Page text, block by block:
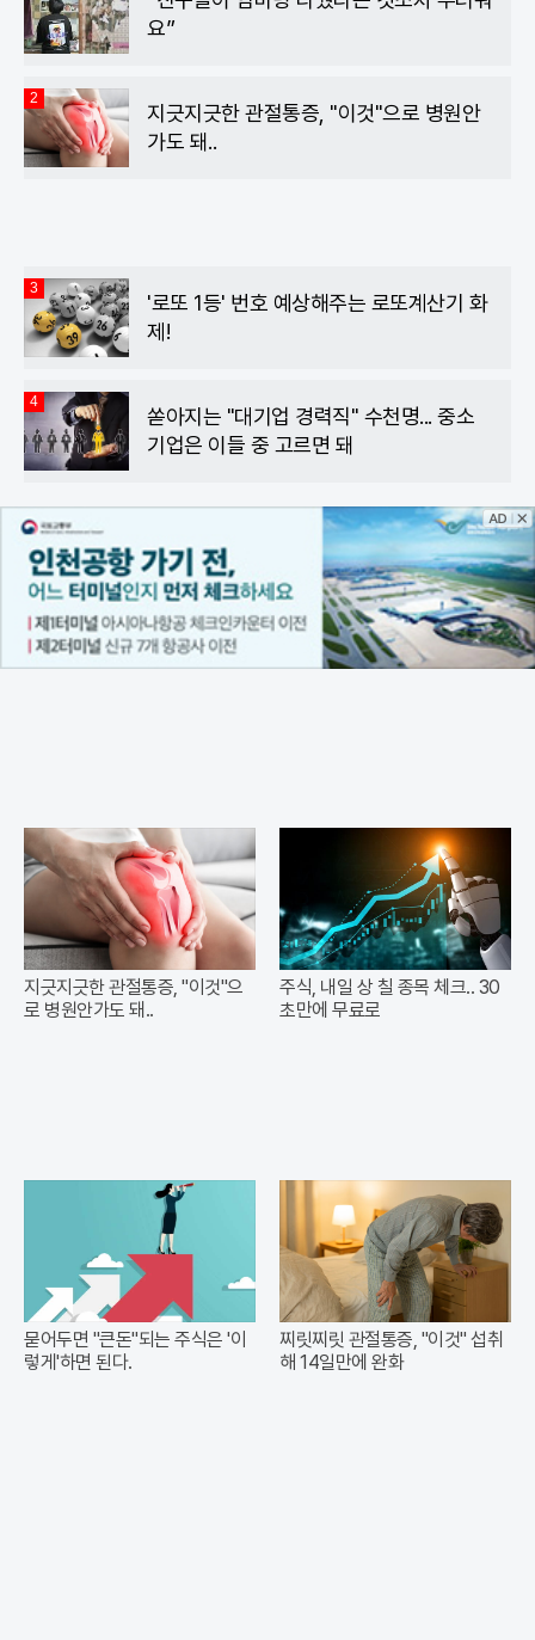
요”
2
지긋지긋한 관절통증, "이것"으로 병원안
가도 돼..
3
'로또 1등' 번호 예상해주는 로또계산기 화
제!
4
쏟아지는 "대기업 경력직" 수천명... 중소
기업은 이들 중 고르면 돼
지긋지긋한 관절통증, "이것"으
로 병원안가도 돼..
주식, 내일 상 칠 종목 체크.. 30
초만에 무료로
묻어두면 "큰돈"되는 주식은 '이
렇게'하면 된다.
찌릿찌릿 관절통증, "이것" 섭취
해 14일만에 완화